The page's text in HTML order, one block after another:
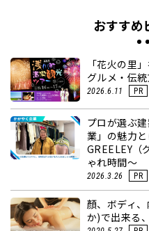
おすすめ
「花火の里
グルメ・伝
2026.6.11 PR
プロが選ぶ
業」の魅力
GREELEY（
ゃれ時間～
2026.3.26 PR
顏、ボディ
か)で出来る